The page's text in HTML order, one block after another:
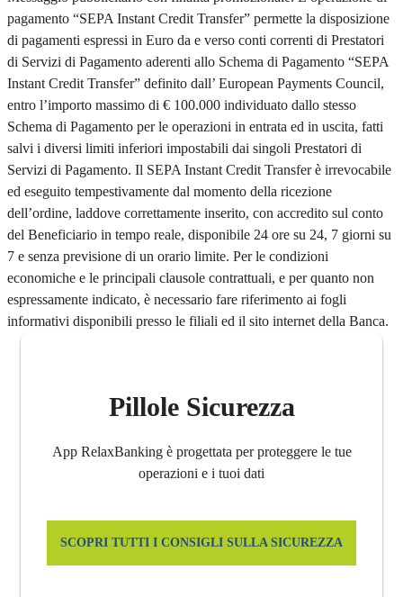
pagamento “SEPA Instant Credit Transfer” permette la disposizione
di pagamenti espressi in Euro da e verso conti correnti di Prestatori
di Servizi di Pagamento aderenti allo Schema di Pagamento “SEPA
Instant Credit Transfer” definito dall’ European Payments Council,
entro l’importo massimo di € 100.000 individuato dallo stesso
Schema di Pagamento per le operazioni in entrata ed in uscita, fatti
salvi i diversi limiti inferiori impostabili dai singoli Prestatori di
Servizi di Pagamento. Il SEPA Instant Credit Transfer è irrevocabile
ed eseguito tempestivamente dal momento della ricezione
dell’ordine, laddove correttamente inserito, con accredito sul conto
del Beneficiario in tempo reale, disponibile 24 ore su 24, 7 giorni su
7 e senza previsione di un orario limite. Per le condizioni
economiche e le principali clausole contrattuali, e per quanto non
espressamente indicato, è necessario fare riferimento ai fogli
informativi disponibili presso le filiali ed il sito internet della Banca.
Pillole Sicurezza
App RelaxBanking è progettata per proteggere le tue
operazioni e i tuoi dati
SCOPRI TUTTI I CONSIGLI SULLA SICUREZZA